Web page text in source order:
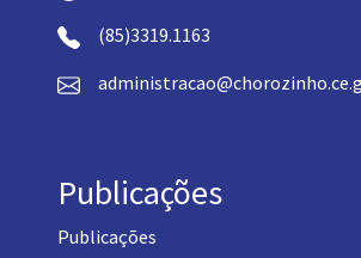
(85)3319.1163
Publicações
Publicações